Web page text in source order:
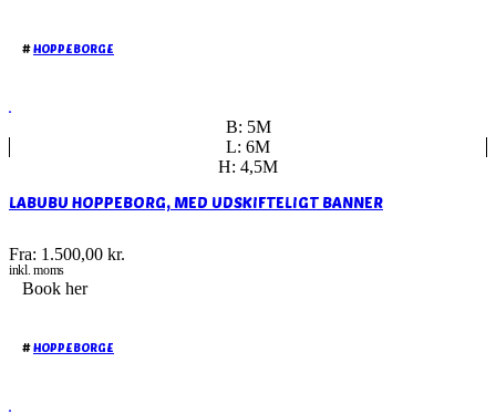
#HOPPEBORGE
B: 5M
L: 6M
H: 4,5M
LABUBU HOPPEBORG, MED UDSKIFTELIGT BANNER
Fra: 1.500,00 kr.
inkl. moms
Book her
#HOPPEBORGE